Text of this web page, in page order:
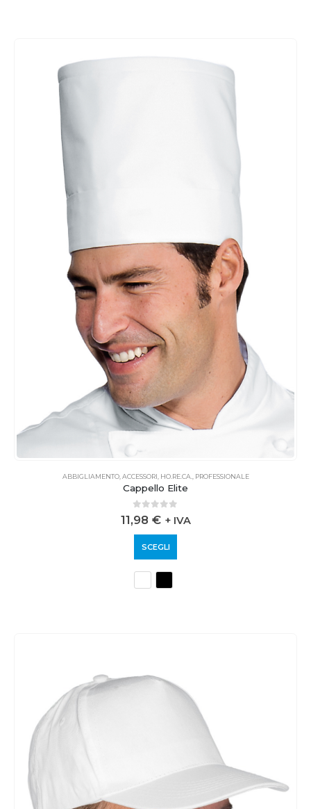
ABBIGLIAMENTO, ACCESSORI HO.RE.CA. PROFESSIONALE
Cappello Elite
0 out of 5
11,98 € + IVA
SCEGLI